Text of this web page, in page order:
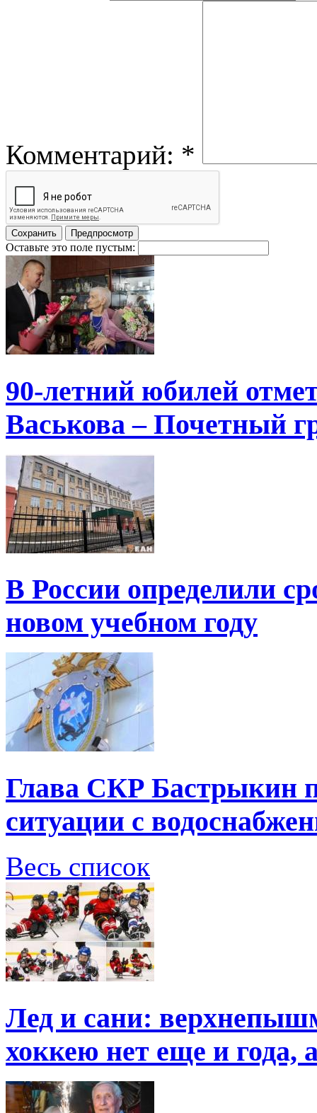
Комментарий: *
Оставьте это поле пустым:
90-летний юбилей
Васькова – Почетный
В России определили
новом учебном году
Глава СКР Бастрыкин
ситуации с
Весь список
Лед и сани:
хоккею нет еще и года,